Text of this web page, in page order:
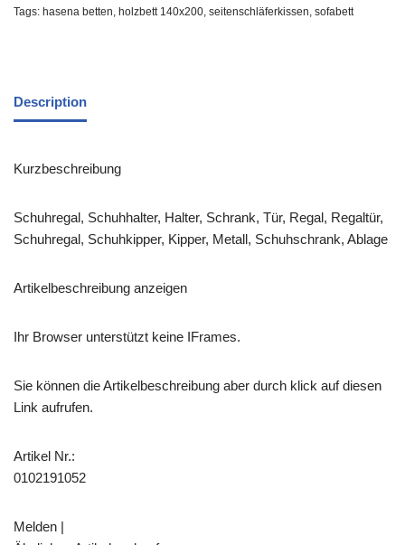
Tags: hasena betten, holzbett 140x200, seitenschläferkissen, sofabett
Description
Kurzbeschreibung
Schuhregal, Schuhhalter, Halter, Schrank, Tür, Regal, Regaltür,
Schuhregal, Schuhkipper, Kipper, Metall, Schuhschrank, Ablage
Artikelbeschreibung anzeigen
Ihr Browser unterstützt keine IFrames.
Sie können die Artikelbeschreibung aber durch klick auf diesen
Link aufrufen.
Artikel Nr.:
0102191052
Melden |